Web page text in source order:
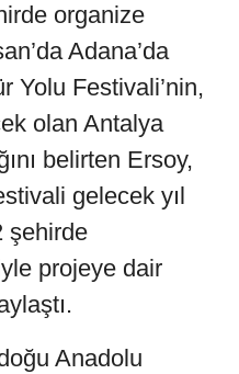
organize
Adana’da
Yolu Festivali’nin,
olan Antalya
belirten Ersoy,
gelecek yıl
şehirde
projeye dair
Anadolu